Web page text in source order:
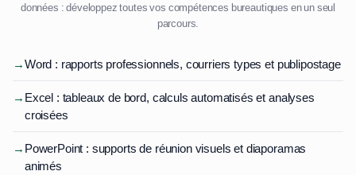
données : développez toutes vos compétences bureautiques en un seul
parcours.
→Word : rapports professionnels, courriers types et publipostage
→ Excel : tableaux de bord, calculs automatisés et analyses
croisées
→ PowerPoint : supports de réunion visuels et diaporamas
animés